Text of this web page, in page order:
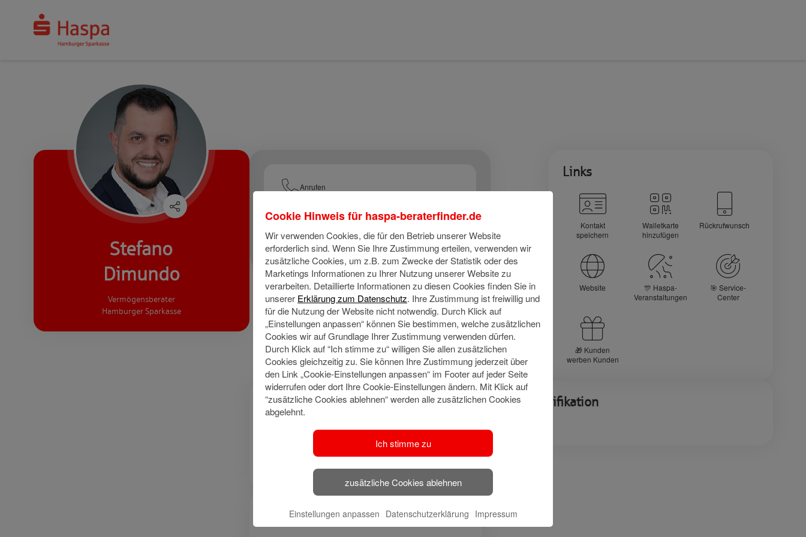
Stefano
Dimundo
Vermögensberater
Hamburger Sparkasse
Anrufen
E-Mail
Links
Kontakt
speichern
Walletkarte
hinzufügen
Rückrufwunsch
Website
🎊 Haspa-
Veranstaltungen
🎯 Service-
Center
🎁 Kunden
werben Kunden
Meine Qualifikation
Social Media
🔗 Haspa Social
Media
Meine Adresse
Cookie Hinweis für haspa-beraterfinder.de
Wir verwenden Cookies, die für den Betrieb unserer Website
erforderlich sind. Wenn Sie Ihre Zustimmung erteilen, verwenden wir
zusätzliche Cookies, um z.B. zum Zwecke der Statistik oder des
Marketings Informationen zu Ihrer Nutzung unserer Website zu
verarbeiten. Detaillierte Informationen zu diesen Cookies finden Sie in
unserer Erklärung zum Datenschutz. Ihre Zustimmung ist freiwillig und
für die Nutzung der Website nicht notwendig. Durch Klick auf
„Einstellungen anpassen“ können Sie bestimmen, welche zusätzlichen
Cookies wir auf Grundlage Ihrer Zustimmung verwenden dürfen.
Durch Klick auf “Ich stimme zu“ willigen Sie allen zusätzlichen
Cookies gleichzeitig zu. Sie können Ihre Zustimmung jederzeit über
den Link „Cookie-Einstellungen anpassen“ im Footer auf jeder Seite
widerrufen oder dort Ihre Cookie-Einstellungen ändern. Mit Klick auf
“zusätzliche Cookies ablehnen“ werden alle zusätzlichen Cookies
abgelehnt.
Ich stimme zu
zusätzliche Cookies ablehnen
Einstellungen anpassen Datenschutzerklärung Impressum